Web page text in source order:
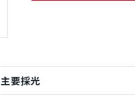
主要採光